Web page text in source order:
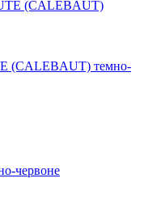
(CALEBAUT) темно-